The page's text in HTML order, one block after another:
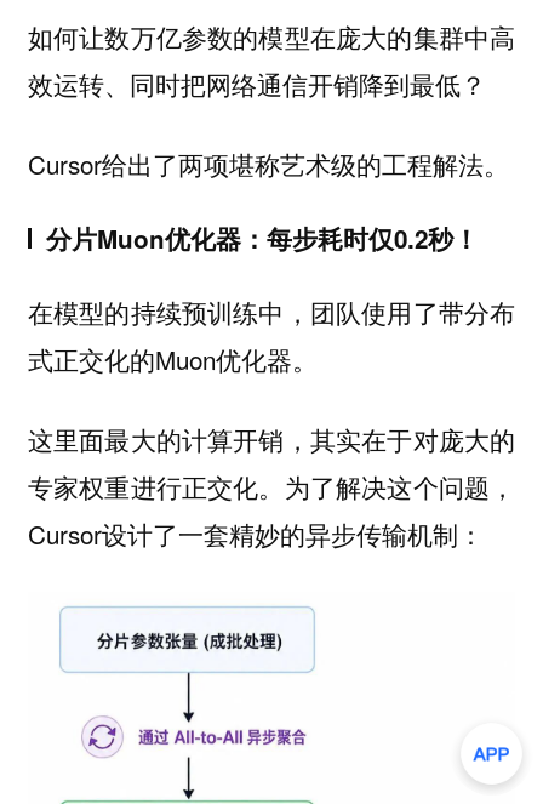
如何让数万亿参数的模型在庞大的集群中高
效运转、同时把网络通信开销降到最低？
Cursor给出了两项堪称艺术级的工程解法。
分片Muon优化器：每步耗时仅0.2秒！
在模型的持续预训练中，团队使用了带分布
式正交化的Muon优化器。
这里面最大的计算开销，其实在于对庞大的
专家权重进行正交化。为了解决这个问题，
Cursor设计了一套精妙的异步传输机制：